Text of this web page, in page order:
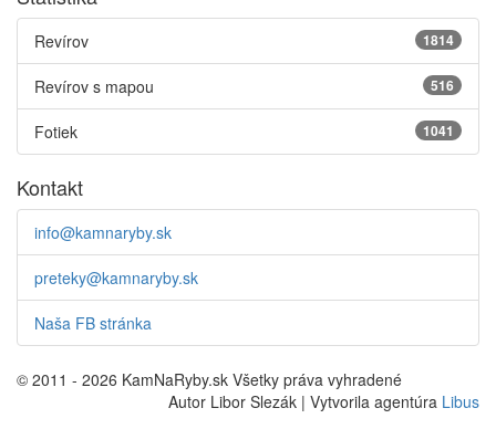
1814
Revírov
516
Revírov s mapou
1041
Fotiek
Kontakt
info@kamnaryby.sk
preteky@kamnaryby.sk
Naša FB stránka
© 2011 - 2026 KamNaRyby.sk Všetky práva vyhradené
Autor Libor Slezák | Vytvorila agentúra Libus